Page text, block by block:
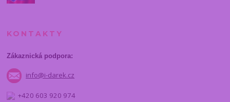
KONTAKTY
Zákaznická podpora:
info@i-darek.cz
+420 603 920 974